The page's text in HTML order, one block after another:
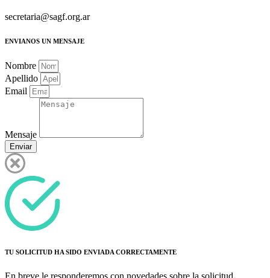
secretaria@sagf.org.ar
ENVIANOS UN MENSAJE
Nombre
Apellido
Email
Mensaje
Enviar
TU SOLICITUD HA SIDO ENVIADA CORRECTAMENTE